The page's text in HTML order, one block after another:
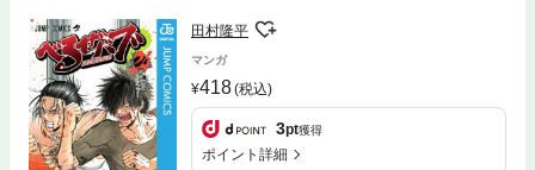
田村隆平
マンガ
418(税込)
3pt獲得
ポイント詳細